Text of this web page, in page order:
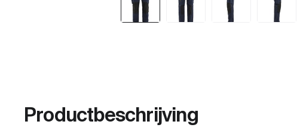
Productbeschrijving